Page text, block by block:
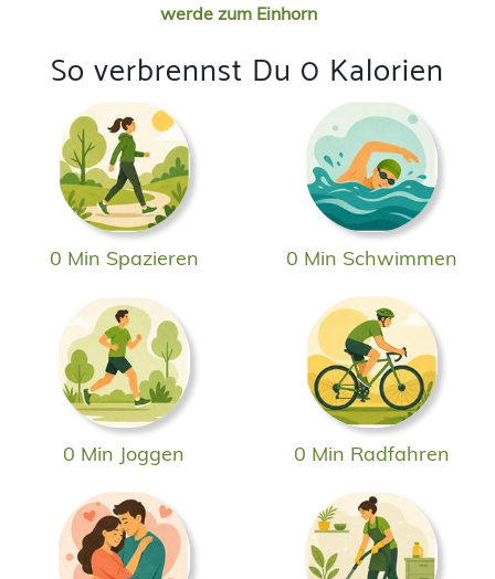
werde zum Einhorn
So verbrennst Du 0 Kalorien
0 Min Spazieren 0 Min Schwimmen
0 Min Joggen 0 Min Radfahren